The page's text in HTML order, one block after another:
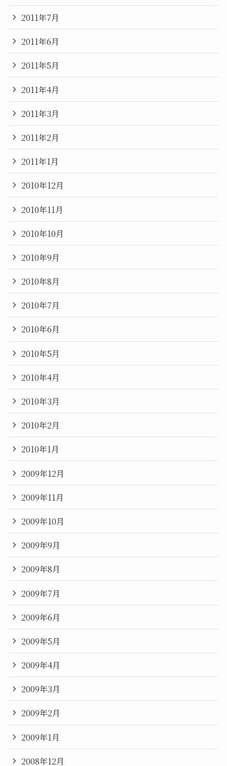
2011年7月
2011年6月
2011年5月
2011年4月
2011年3月
2011年2月
2011年1月
2010年12月
2010年11月
2010年10月
2010年9月
2010年8月
2010年7月
2010年6月
2010年5月
2010年4月
2010年3月
2010年2月
2010年1月
2009年12月
2009年11月
2009年10月
2009年9月
2009年8月
2009年7月
2009年6月
2009年5月
2009年4月
2009年3月
2009年2月
2009年1月
2008年12月